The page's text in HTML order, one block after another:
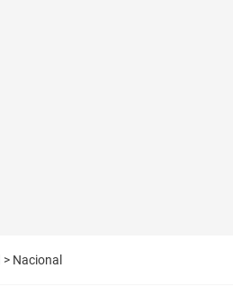
> Nacional